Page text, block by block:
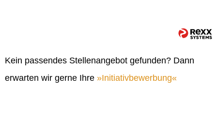
Kein passendes Stellenangebot gefunden? Dann
erwarten wir gerne Ihre
Initiativbewerbung